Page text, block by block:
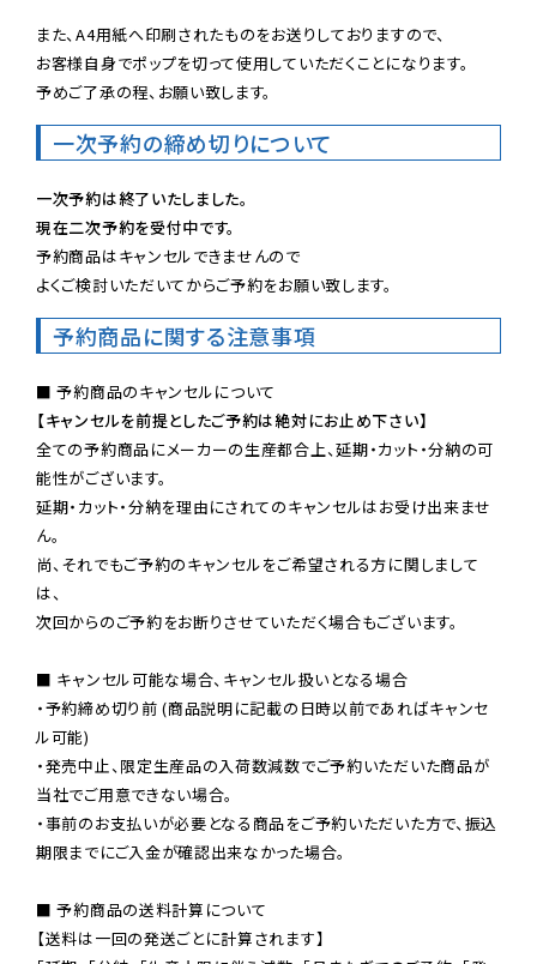
また、A4用紙へ印刷されたものをお送りしておりますので、
お客様自身でポップを切って使用していただくことになります。
予めご了承の程、お願い致します。
一次予約の締め切りについて
一次予約は終了いたしました。
現在二次予約を受付中です。
予約商品はキャンセルできませんので
よくご検討いただいてからご予約をお願い致します。
予約商品に関する注意事項
【キャンセルを前提としたご予約は絶対にお止め下さい】
全ての予約商品にメーカーの生産都合上、延期・カット・分納の可
能性がございます。
延期・カット・分納を理由にされてのキャンセルはお受け出来ませ
ん。
尚、それでもご予約のキャンセルをご希望される方に関しまして
は、
次回からのご予約をお断りさせていただく場合もございます。
■ キャンセル可能な場合、キャンセル扱いとなる場合
・予約締め切り前 (商品説明に記載の日時以前であればキャンセ
ル可能)
・発売中止、限定生産品の入荷数減数でご予約いただいた商品が
当社でご用意できない場合。
・事前のお支払いが必要となる商品をご予約いただいた方で、振込
期限までにご入金が確認出来なかった場合。
■ 予約商品の送料計算について
【送料は一回の発送ごとに計算されます】